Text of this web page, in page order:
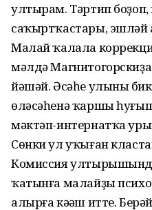
ултырам. Тәртип
саҡыртҡастары,
Малай ҡалала
мәлдә
йәшәй. Әсәһе улының
өләсәһенә ҡаршы
мәктәп-интернатҡа
Сөнки ул уҡыған
Комиссия
ҡатынға малайҙы
алырға кәңәш итте.